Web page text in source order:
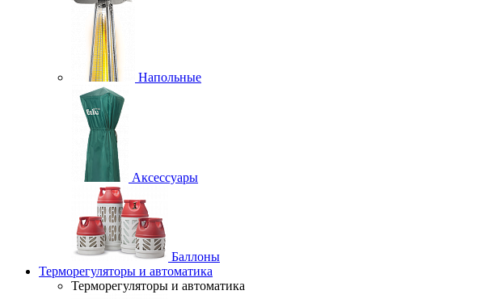
Напольные
Аксессуары
Баллоны
Терморегуляторы и автоматика
Терморегуляторы и автоматика